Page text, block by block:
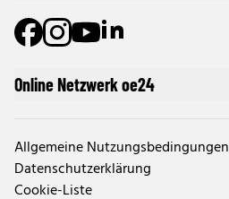
Online Netzwerk oe24
Allgemeine Nutzungsbedingungen
Datenschutzerklärung
Cookie-Liste